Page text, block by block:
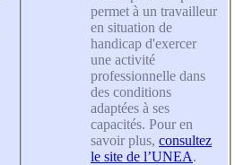
permet à un travailleur
en situation de
handicap d'exercer
une activité
professionnelle dans
des conditions
adaptées à ses
capacités. Pour en
savoir plus, consultez
le site de l’UNEA.